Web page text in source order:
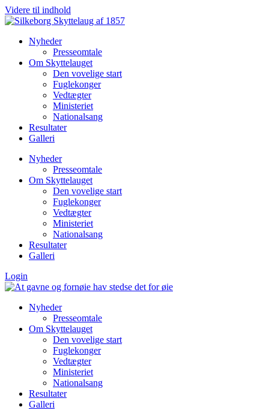
Videre til indhold
Nyheder
Presseomtale
Om Skyttelauget
Den vovelige start
Fuglekonger
Vedtægter
Ministeriet
Nationalsang
Resultater
Galleri
Nyheder
Presseomtale
Om Skyttelauget
Den vovelige start
Fuglekonger
Vedtægter
Ministeriet
Nationalsang
Resultater
Galleri
Login
Nyheder
Presseomtale
Om Skyttelauget
Den vovelige start
Fuglekonger
Vedtægter
Ministeriet
Nationalsang
Resultater
Galleri